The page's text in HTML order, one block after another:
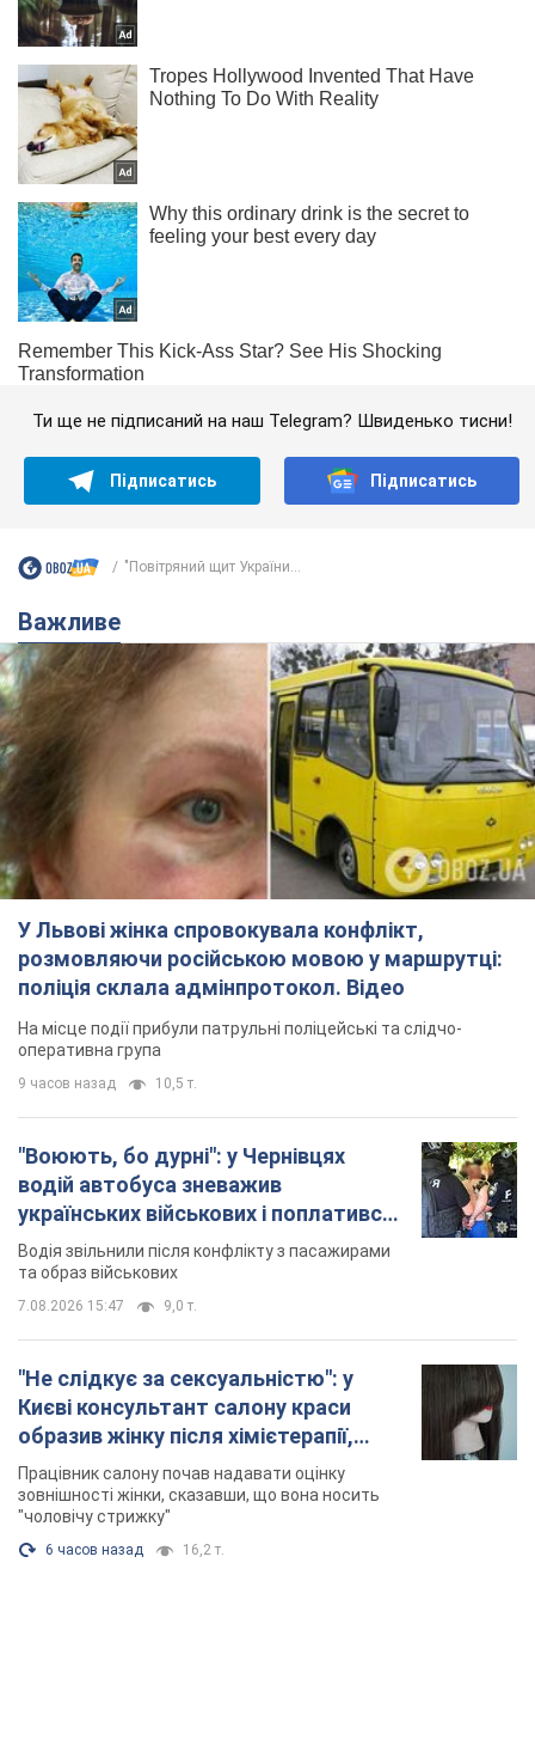
Ти ще не підписаний на наш Telegram? Швиденько тисни!
Підписатись Підписатись
"Повітряний щит України...
Важливе
У Львові жінка спровокувала конфлікт,
розмовляючи російською мовою у маршрутці:
поліція склала адмінпротокол. Відео
На місце події прибули патрульні поліцейські та слідчо-
оперативна група
9 часов назад 10,5 т.
"Воюють, бо дурні": у Чернівцях
водій автобуса зневажив
українських військових і поплатився.
Відео
Водія звільнили після конфлікту з пасажирами
та образ військових
7.08.2026 15:47 9,0 т.
"Не слідкує за сексуальністю": у
Києві консультант салону краси
образив жінку після хімієтерапії,
розгорівся скандал. Фото
Працівник салону почав надавати оцінку
зовнішності жінки, сказавши, що вона носить
"чоловічу стрижку"
6 часов назад 16,2 т.